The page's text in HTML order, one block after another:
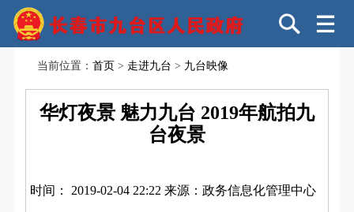
当前位置：首页 > 走进九台 > 九台映像
华灯夜景 魅力九台 2019年航拍九
台夜景
时间： 2019-02-04 22:22来源：政务信息化管理中心